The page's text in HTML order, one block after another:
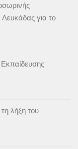
για το
λήξη του